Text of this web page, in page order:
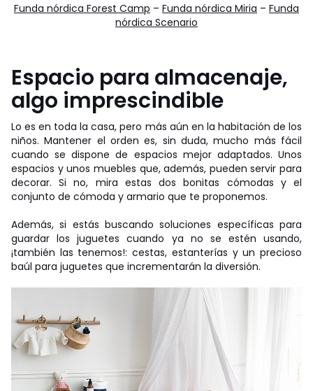
Funda nórdica Forest Camp – Funda nórdica Miria – Funda
nórdica Scenario
Espacio para almacenaje,
algo imprescindible
Lo es en toda la casa, pero más aún en la habitación de los
niños. Mantener el orden es, sin duda, mucho más fácil
cuando se dispone de espacios mejor adaptados. Unos
espacios y unos muebles que, además, pueden servir para
decorar. Si no, mira estas dos bonitas cómodas y el
conjunto de cómoda y armario que te proponemos.
Además, si estás buscando soluciones específicas para
guardar los juguetes cuando ya no se estén usando,
¡también las tenemos!: cestas, estanterías y un precioso
baúl para juguetes que incrementarán la diversión.